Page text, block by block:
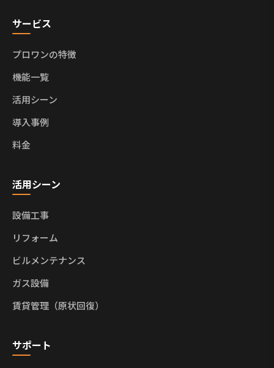
サービス
プロワンの特徴
機能一覧
活用シーン
導入事例
料金
活用シーン
設備工事
リフォーム
ビルメンテナンス
ガス設備
賃貸管理（原状回復）
サポート